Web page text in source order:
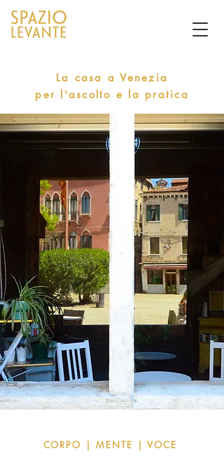
La casa a Venezia
per l'ascolto e la pratica
CORPO | MENTE | VOCE